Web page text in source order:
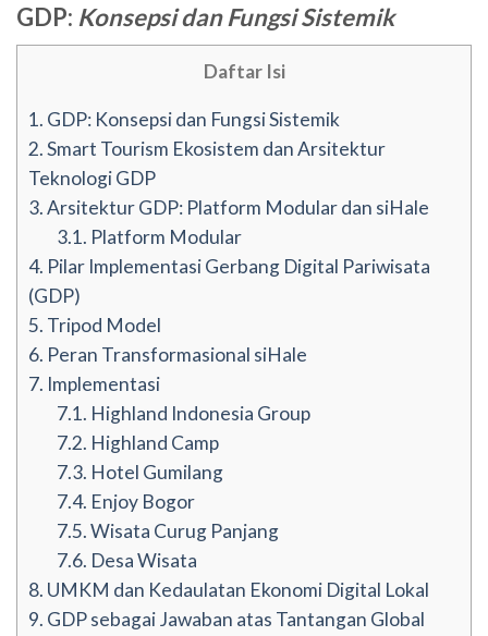
GDP: Konsepsi dan Fungsi Sistemik
Daftar Isi
1. GDP: Konsepsi dan Fungsi Sistemik
2.Smart Tourism Ekosistem dan Arsitektur
Teknologi GDP
3.Arsitektur GDP: Platform Modular dan siHale
3.1. Platform Modular
4. Pilar Implementasi Gerbang Digital Pariwisata
(GDP)
5. Tripod Model
6. Peran Transformasional siHale
7. Implementasi
7.1. Highland Indonesia Group
7.2. Highland Camp
7.3. Hotel Gumilang
7.4. Enjoy Bogor
7.5.Wisata Curug Panjang
7.6. Desa Wisata
8. UMKM dan Kedaulatan Ekonomi Digital Lokal
9. GDP sebagai Jawaban atas Tantangan Global